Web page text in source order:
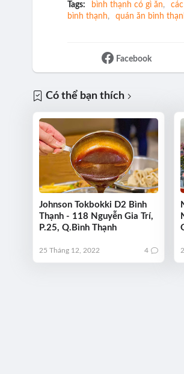
Tags: bình thạnh có gì ăn
bình thạnh
quán ăn bình
Facebook
Có thể bạn thích
Johnson Tokbokki D2 Bình
Thạnh - 118 Nguyễn Gia Trí,
P.25, Q.Bình Thạnh
25 Tháng 12, 2022 4